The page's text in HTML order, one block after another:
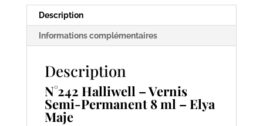
ml
Elya
Maje
Description
Informations complémentaires
Description
N°242 Halliwell – Vernis
Semi-Permanent 8 ml – Elya
Maje